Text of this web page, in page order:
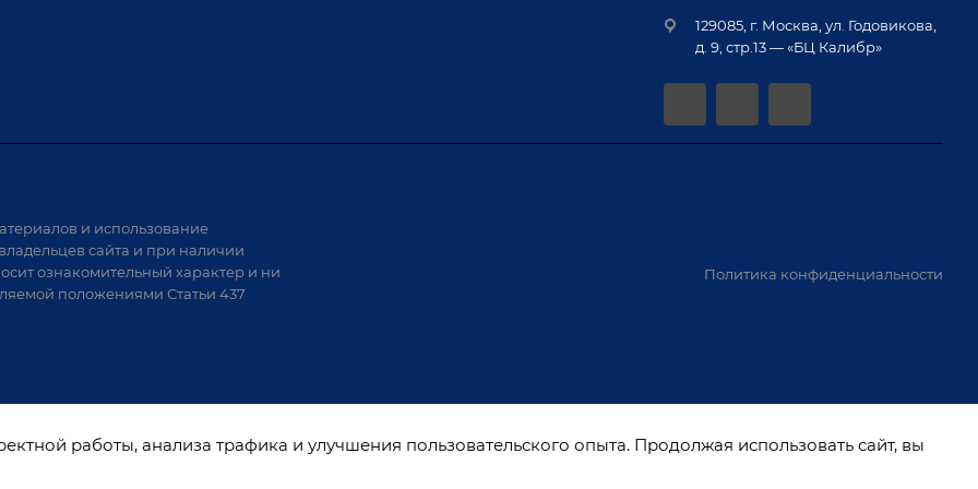
Монтаж
возможности автоматизации
129085, г. Москва, ул. Годовикова,
д. 9, стр.13 — «БЦ Калибр»
и использование
сайта и при наличии
ознакомительный характер и ни
положениями Статьи 437
Политика конфиденциальности
работы, анализа трафика и улучшения пользовательского опыта. Продолжая использовать сайт, вы